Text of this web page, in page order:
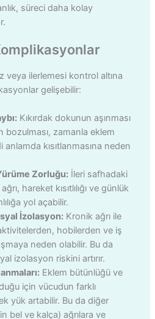
süreci daha kolay
veya ilerlemesi kontrol altına
gelişebilir:
Kıkırdak dokunun aşınması
bozulması, zamanla eklem
kısıtlanmasına neden
Zorluğu:İleri safhadaki
hareket kısıtlılığı ve günlük
yol açabilir.
İzolasyon:Kronik ağrı ile
hobilerden ve iş
neden olabilir. Bu da
izolasyon riskini artırır.
Eklem bütünlüğü ve
için vücudun farklı
yük artabilir. Bu da diğer
bel ve kalça) ağrılara ve